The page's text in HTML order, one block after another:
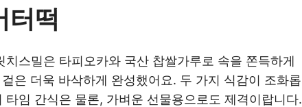
터떡
스밀은 타피오카와 국산 찹쌀가루로 속을 쫀득하게
은 더욱 바삭하게 완성했어요. 두 가지 식감이 조화롭
임 간식은 물론, 가벼운 선물용으로도 제격이랍니다.